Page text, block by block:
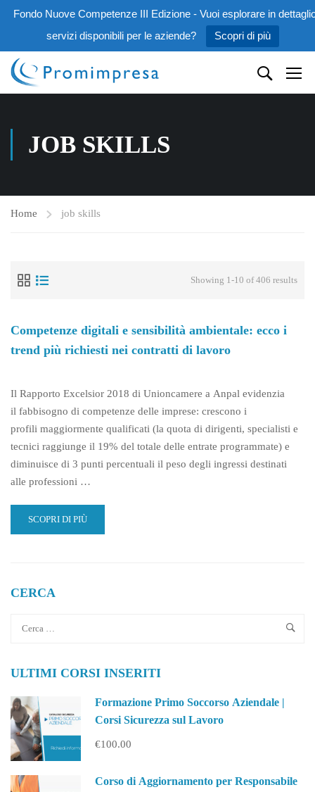
Fondo Nuove Competenze III Edizione - Vuoi esplorare in
servizi disponibili per le aziende?
Scopri di più
JOB SKILLS
Home job skills
Showing 1-10 of 406 results
Competenze digitali e sensibilità ambientale: ecco i
trend più richiesti nei contratti di lavoro
Il Rapporto Excelsior 2018 di Unioncamere a Anpal evidenzia
il fabbisogno di competenze delle imprese: crescono i
profili maggiormente qualificati (la quota di dirigenti, specialisti e
tecnici raggiunge il 19% del totale delle entrate programmate) e
diminuisce di 3 punti percentuali il peso degli ingressi destinati
alle professioni …
READ
MORE
E
ECCO
PIÙ
NEI
CONTRATTI
DI
LAVORO
SCOPRI DI PIÙ
CERCA
ULTIMI CORSI INSERITI
Formazione Primo Soccorso Aziendale |
Corsi Sicurezza sul Lavoro
€100.00
Corso di Aggiornamento per Responsabile